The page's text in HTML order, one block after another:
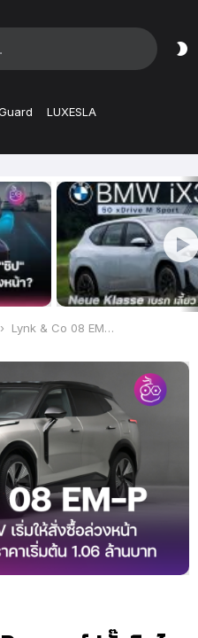
LUXESLA
Lynk & Co 08 EM-P รถยนต์ปลั๊กอินไฮบริด SUV เริ่มให้สั่งซื้อล่วงหน้าได้แล้วในประเทศจีน ด้วยราคาเริ่มต้นที่ 218,000 หยวน